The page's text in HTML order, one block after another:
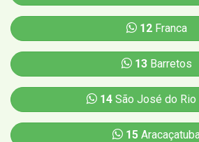
12Franca
13Barretos
14 São José do Rio
15